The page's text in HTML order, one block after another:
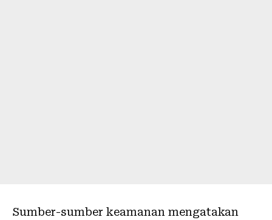
Sumber-sumber keamanan mengatakan